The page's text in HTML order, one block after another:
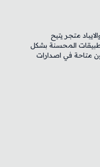
متجر يتيح
المحسنة بشكل
متاحة في اصدارات